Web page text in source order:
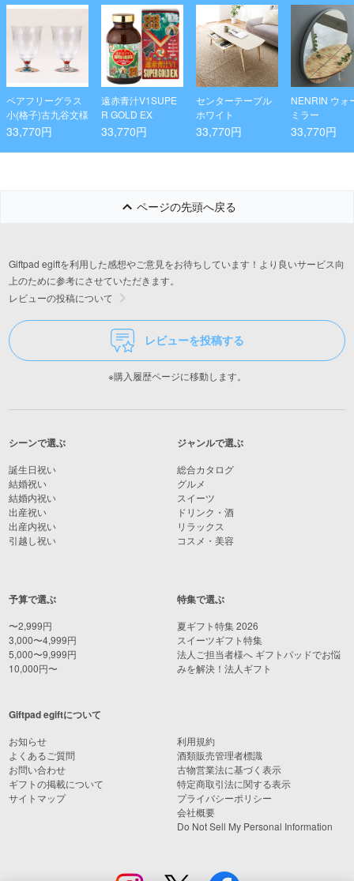
ペアフリーグラス
小(格子)古九谷文様
33,770円
遠赤青汁V1SUPE
R GOLD EX
33,770円
センターテーブル
ホワイト
33,770円
NENRIN ウォ
ミラー
33,770円
ページの先頭へ戻る
Giftpad egiftを利用した感想やご意見をお待ちしています！より良いサービス向
上のために参考にさせていただきます。
レビューの投稿について
レビューを投稿する
※購入履歴ページに移動します。
シーンで選ぶ
誕生日祝い
結婚祝い
結婚内祝い
出産祝い
出産内祝い
引越し祝い
予算で選ぶ
〜2,999円
3,000〜4,999円
5,000〜9,999円
10,000円〜
ジャンルで選ぶ
総合カタログ
グルメ
スイーツ
ドリンク・酒
リラックス
コスメ・美容
特集で選ぶ
夏ギフト特集 2026
スイーツギフト特集
法人ご担当者様へ ギフトパッドでお悩
みを解決！法人ギフト
Giftpad egiftについて
お知らせ
よくあるご質問
お問い合わせ
ギフトの掲載について
サイトマップ
利用規約
酒類販売管理者標識
古物営業法に基づく表示
特定商取引法に関する表示
プライバシーポリシー
会社概要
Do Not Sell My Personal Information